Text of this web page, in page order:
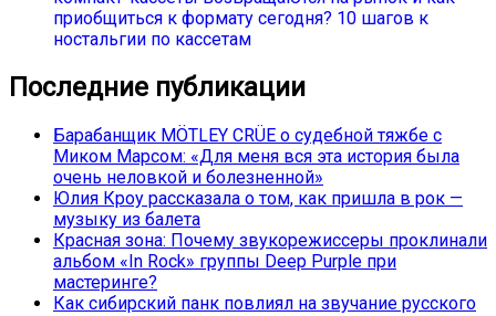
приобщиться к формату сегодня? 10 шагов к
ностальгии по кассетам
Последние публикации
Барабанщик MÖTLEY CRÜE о судебной тяжбе с
Миком Марсом: «Для меня вся эта история была
очень неловкой и болезненной»
Юлия Кроу рассказала о том, как пришла в рок —
музыку из балета
Красная зона: Почему звукорежиссеры проклинали
альбом «In Rock» группы Deep Purple при
мастеринге?
Как сибирский панк повлиял на звучание русского